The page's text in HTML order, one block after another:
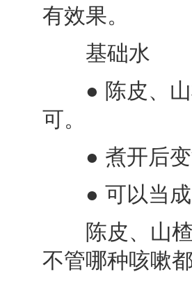
有效果。
基础水
● 陈皮、山
可。
● 煮开后变
● 可以当成
陈皮、山楂
不管哪种咳嗽